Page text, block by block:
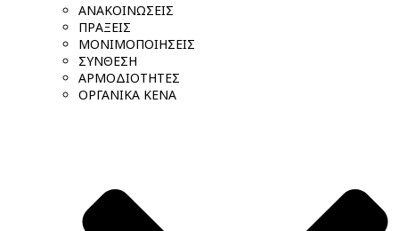
ΑΝΑΚΟΙΝΩΣΕΙΣ
ΠΡΑΞΕΙΣ
ΜΟΝΙΜΟΠΟΙΗΣΕΙΣ
ΣΥΝΘΕΣΗ
ΑΡΜΟΔΙΟΤΗΤΕΣ
ΟΡΓΑΝΙΚΑ ΚΕΝΑ